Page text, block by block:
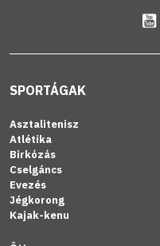
SPORTÁGAK
Asztalitenisz
Atlétika
Birkózás
Cselgáncs
Evezés
Jégkorong
Kajak-kenu